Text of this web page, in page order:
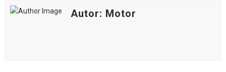
Autor: Motor